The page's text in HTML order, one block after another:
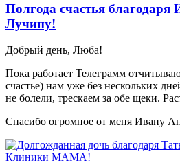
Полгода счастья благодаря
Лучину!
Добрый день, Люба!
Пока работает Телеграмм
счастье) нам уже без нескольких
не болели, трескаем за обе щеки.
Спасибо огромное от меня Ивану